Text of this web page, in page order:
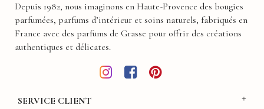
CHAUCHE DECORATIONS & EMOTIONS
ALLEE JEAN CAHUZAC 32130 SAMATAN
76410 TOURVILLE LA RIVIERE
Depuis 1982, nous imaginons en Haute-Provence des bougies
parfumées, parfums d’intérieur et soins naturels, fabriqués en
France avec des parfums de Grasse pour offrir des créations
authentiques et délicates.
SERVICE CLIENT